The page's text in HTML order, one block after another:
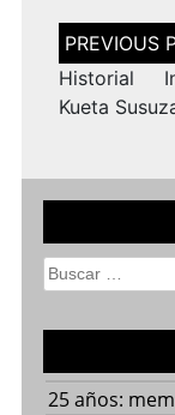
Navegación
de
entradas
Historial
Kueta
Buscar:
25 años: